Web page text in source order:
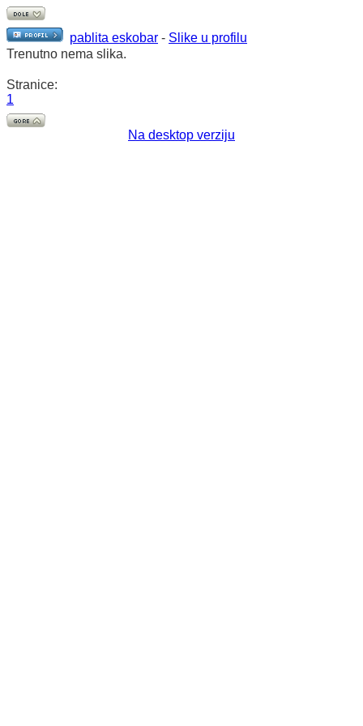
pablita eskobar - Slike u profilu
Trenutno nema slika.
Stranice:
1
Na desktop verziju